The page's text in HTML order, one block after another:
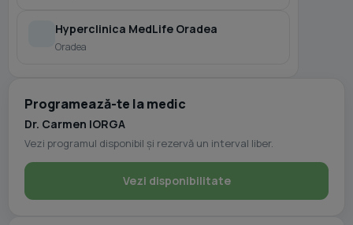
Hyperclinica MedLife Oradea
Oradea
Programează-te la medic
Dr. Carmen IORGA
Vezi programul disponibil și rezervă un interval liber.
Vezi disponibilitate